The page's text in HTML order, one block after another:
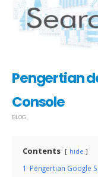
Pengertian
Console
BLOG
Contents hide
1 Pengertian Google